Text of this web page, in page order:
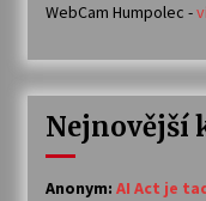
WebCam Humpolec -
Nejnovější
Anonym: AI Act je